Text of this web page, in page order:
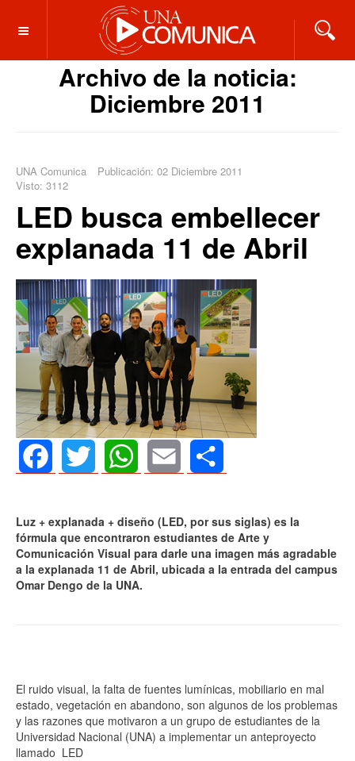
OFF CANVAS
Archivo de la noticia:
Diciembre 2011
UNA Comunica
Publicación: 02 Diciembre 2011
Visto: 3112
LED busca embellecer
explanada 11 de Abril
Luz + explanada + diseño (LED, por sus siglas) es la
fórmula que encontraron estudiantes de Arte y
Comunicación Visual para darle una imagen más agradable
a la explanada 11 de Abril, ubicada a la entrada del campus
Omar Dengo de la UNA.
El ruido visual, la falta de fuentes lumínicas, mobiliario en mal
estado, vegetación en abandono, son algunos de los problemas
y las razones que motivaron a un grupo de estudiantes de la
Universidad Nacional (UNA) a implementar un anteproyecto
llamado LED